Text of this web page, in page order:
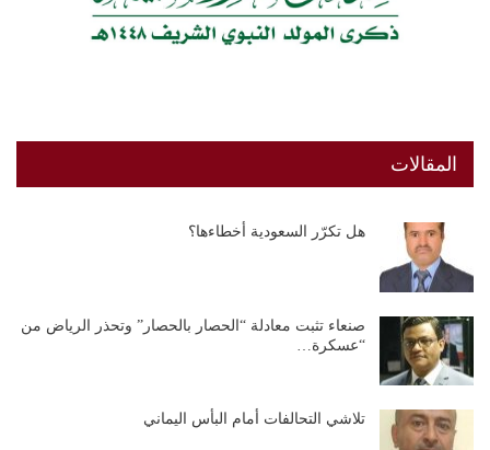
المقالات
هل تكرّر السعودية أخطاءها؟
صنعاء تثبت معادلة “الحصار بالحصار” وتحذر الرياض من
“عسكرة…
تلاشي التحالفات أمام البأس اليماني